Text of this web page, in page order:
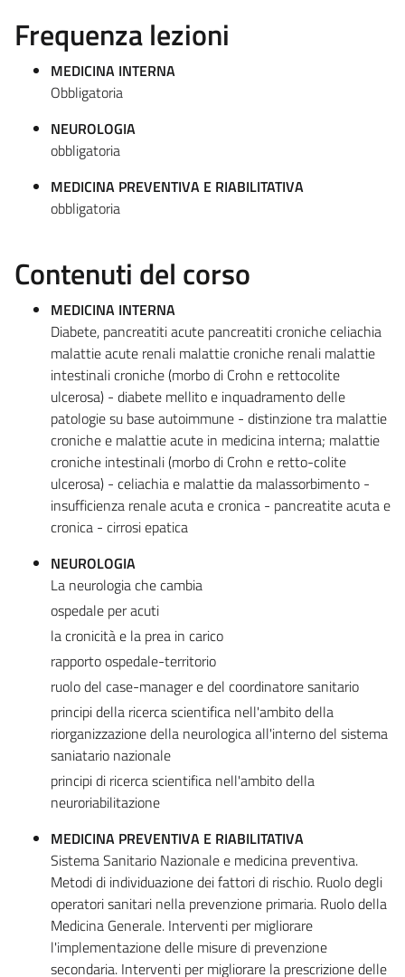
Frequenza lezioni
MEDICINA INTERNA
Obbligatoria
NEUROLOGIA
obbligatoria
MEDICINA PREVENTIVA E RIABILITATIVA
obbligatoria
Contenuti del corso
MEDICINA INTERNA
Diabete, pancreatiti acute pancreatiti croniche celiachia
malattie acute renali malattie croniche renali malattie
intestinali croniche (morbo di Crohn e rettocolite
ulcerosa) - diabete mellito e inquadramento delle
patologie su base autoimmune - distinzione tra malattie
croniche e malattie acute in medicina interna; malattie
croniche intestinali (morbo di Crohn e retto-colite
ulcerosa) - celiachia e malattie da malassorbimento -
insufficienza renale acuta e cronica - pancreatite acuta e
cronica - cirrosi epatica
NEUROLOGIA
La neurologia che cambia
ospedale per acuti
la cronicità e la prea in carico
rapporto ospedale-territorio
ruolo del case-manager e del coordinatore sanitario
principi della ricerca scientifica nell'ambito della
riorganizzazione della neurologica all'interno del sistema
saniatario nazionale
principi di ricerca scientifica nell'ambito della
neuroriabilitazione
MEDICINA PREVENTIVA E RIABILITATIVA
Sistema Sanitario Nazionale e medicina preventiva.
Metodi di individuazione dei fattori di rischio. Ruolo degli
operatori sanitari nella prevenzione primaria. Ruolo della
Medicina Generale. Interventi per migliorare
l'implementazione delle misure di prevenzione
secondaria. Interventi per migliorare la prescrizione delle